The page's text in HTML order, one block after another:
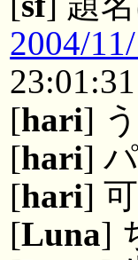
2004/
[hari]
[hari]
[hari]
[Luna]